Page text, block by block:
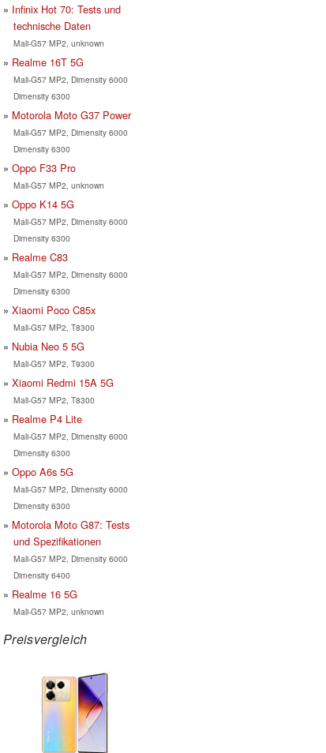
Infinix Hot 70: Tests und
technische Daten
Mali-G57 MP2, unknown
Realme 16T 5G
Mali-G57 MP2, Dimensity 6000
Dimensity 6300
Motorola Moto G37 Power
Mali-G57 MP2, Dimensity 6000
Dimensity 6300
Oppo F33 Pro
Mali-G57 MP2, unknown
Oppo K14 5G
Mali-G57 MP2, Dimensity 6000
Dimensity 6300
Realme C83
Mali-G57 MP2, Dimensity 6000
Dimensity 6300
Xiaomi Poco C85x
Mali-G57 MP2, T8300
Nubia Neo 5 5G
Mali-G57 MP2, T9300
Xiaomi Redmi 15A 5G
Mali-G57 MP2, T8300
Realme P4 Lite
Mali-G57 MP2, Dimensity 6000
Dimensity 6300
Oppo A6s 5G
Mali-G57 MP2, Dimensity 6000
Dimensity 6300
Motorola Moto G87: Tests
und Spezifikationen
Mali-G57 MP2, Dimensity 6000
Dimensity 6400
Realme 16 5G
Mali-G57 MP2, unknown
Preisvergleich